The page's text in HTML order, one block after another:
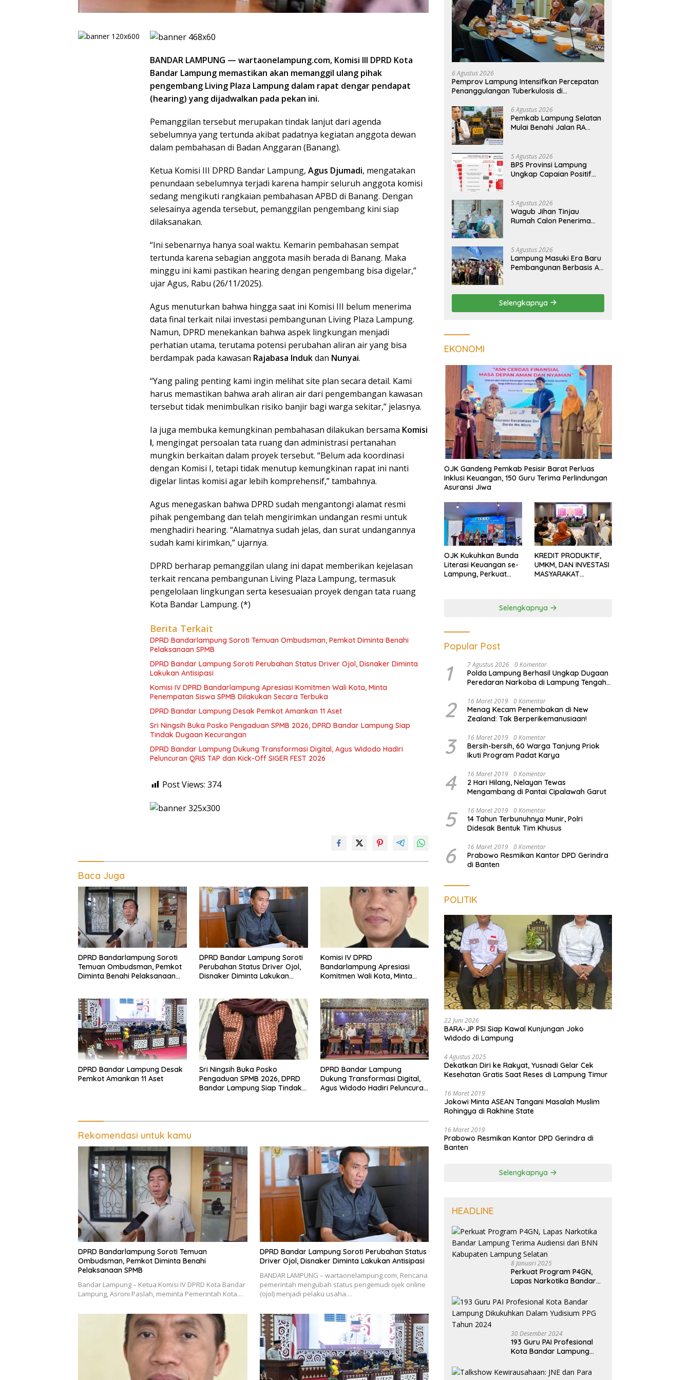
BANDAR LAMPUNG — wartaonelampung.com, Komisi III DPRD Kota
Bandar Lampung memastikan akan memanggil ulang pihak
pengembang Living Plaza Lampung dalam rapat dengar pendapat
(hearing) yang dijadwalkan pada pekan ini.
Pemanggilan tersebut merupakan tindak lanjut dari agenda
sebelumnya yang tertunda akibat padatnya kegiatan anggota dewan
dalam pembahasan di Badan Anggaran (Banang).
Ketua Komisi III DPRD Bandar Lampung, Agus Djumadi, mengatakan
penundaan sebelumnya terjadi karena hampir seluruh anggota komisi
sedang mengikuti rangkaian pembahasan APBD di Banang. Dengan
selesainya agenda tersebut, pemanggilan pengembang kini siap
dilaksanakan.
“Ini sebenarnya hanya soal waktu. Kemarin pembahasan sempat
tertunda karena sebagian anggota masih berada di Banang. Maka
minggu ini kami pastikan hearing dengan pengembang bisa digelar,”
ujar Agus, Rabu (26/11/2025).
Agus menuturkan bahwa hingga saat ini Komisi III belum menerima
data final terkait nilai investasi pembangunan Living Plaza Lampung.
Namun, DPRD menekankan bahwa aspek lingkungan menjadi
perhatian utama, terutama potensi perubahan aliran air yang bisa
berdampak pada kawasan Rajabasa Indukdan Nunyai.
“Yang paling penting kami ingin melihat site plan secara detail. Kami
harus memastikan bahwa arah aliran air dari pengembangan kawasan
tersebut tidak menimbulkan risiko banjir bagi warga sekitar,” jelasnya.
Ia juga membuka kemungkinan pembahasan dilakukan bersama Komisi
I, mengingat persoalan tata ruang dan administrasi pertanahan
mungkin berkaitan dalam proyek tersebut. “Belum ada koordinasi
dengan Komisi I, tetapi tidak menutup kemungkinan rapat ini nanti
digelar lintas komisi agar lebih komprehensif,” tambahnya.
Agus menegaskan bahwa DPRD sudah mengantongi alamat resmi
pihak pengembang dan telah mengirimkan undangan resmi untuk
menghadiri hearing. “Alamatnya sudah jelas, dan surat undangannya
sudah kami kirimkan,” ujarnya.
DPRD berharap pemanggilan ulang ini dapat memberikan kejelasan
terkait rencana pembangunan Living Plaza Lampung, termasuk
pengelolaan lingkungan serta kesesuaian proyek dengan tata ruang
Kota Bandar Lampung. (*)
Berita Terkait
DPRD Bandarlampung Soroti Temuan Ombudsman, Pemkot Diminta Benahi
Pelaksanaan SPMB
DPRD Bandar Lampung Soroti Perubahan Status Driver Ojol, Disnaker Diminta
Lakukan Antisipasi
Komisi IV DPRD Bandarlampung Apresiasi Komitmen Wali Kota, Minta
Penempatan Siswa SPMB Dilakukan Secara Terbuka
DPRD Bandar Lampung Desak Pemkot Amankan 11 Aset
Sri Ningsih Buka Posko Pengaduan SPMB 2026, DPRD Bandar Lampung Siap
Tindak Dugaan Kecurangan
DPRD Bandar Lampung Dukung Transformasi Digital, Agus Widodo Hadiri
Peluncuran QRIS TAP dan Kick-Off SIGER FEST 2026
Post Views: 374
Baca Juga
DPRD Bandarlampung Soroti
Temuan Ombudsman, Pemkot
Diminta Benahi Pelaksanaan
DPRD Bandar Lampung Soroti
Perubahan Status Driver Ojol,
Disnaker Diminta Lakukan
Komisi IV DPRD
Bandarlampung Apresiasi
Komitmen Wali Kota, Minta
DPRD Bandar Lampung Desak
Pemkot Amankan 11 Aset
Sri Ningsih Buka Posko
Pengaduan SPMB 2026, DPRD
Bandar Lampung Siap Tindak
DPRD Bandar Lampung
Dukung Transformasi Digital,
Agus Widodo Hadiri Peluncuran
Rekomendasi untuk kamu
DPRD Bandarlampung Soroti Temuan
Ombudsman, Pemkot Diminta Benahi
Pelaksanaan SPMB
Bandar Lampung – Ketua Komisi IV DPRD Kota Bandar
Lampung, Asroni Paslah, meminta Pemerintah Kota…
DPRD Bandar Lampung Soroti Perubahan Status
Driver Ojol, Disnaker Diminta Lakukan Antisipasi
BANDAR LAMPUNG – wartaonelampung.com, Rencana
pemerintah mengubah status pengemudi ojek online
(ojol) menjadi pelaku usaha…
6 Agustus 2026
Pemprov Lampung Intensifkan Percepatan
Penanggulangan Tuberkulosis di
6 Agustus 2026
Pemkab Lampung Selatan
Mulai Benahi Jalan RA
Demi Keselamatan
Pengguna Jalan
5 Agustus 2026
BPS Provinsi Lampung
Ungkap Capaian Positif
Ekonomi Terus Tumbuh
5 Agustus 2026
Wagub Jihan Tinjau
Rumah Calon Penerima
dan Serap Aspirasi
Masyarakat
5 Agustus 2026
Lampung Masuki Era Baru
Pembangunan Berbasis AI,
Mengorbit
Selengkapnya
EKONOMI
OJK Gandeng Pemkab Pesisir Barat Perluas
Inklusi Keuangan, 150 Guru Terima Perlindungan
Asuransi Jiwa
OJK Kukuhkan Bunda
Literasi Keuangan se-
Lampung, Perkuat
KREDIT PRODUKTIF,
UMKM, DAN INVESTASI
MASYARAKAT
Selengkapnya
Popular Post
1 7 Agustus 2026 0 Komentar
Polda Lampung Berhasil Ungkap Dugaan
Peredaran Narkoba di Lampung Tengah,
2 16 Maret 2019 0 Komentar
Menag Kecam Penembakan di New
Zealand: Tak Berperikemanusiaan!
3 16 Maret 2019 0 Komentar
Bersih-bersih, 60 Warga Tanjung Priok
Ikuti Program Padat Karya
4 16 Maret 2019 0 Komentar
2 Hari Hilang, Nelayan Tewas
Mengambang di Pantai Cipalawah Garut
5 16 Maret 2019 0 Komentar
14 Tahun Terbunuhnya Munir, Polri
Didesak Bentuk Tim Khusus
6 16 Maret 2019 0 Komentar
Prabowo Resmikan Kantor DPD Gerindra
di Banten
POLITIK
22 Juni 2026
BARA-JP PSI Siap Kawal Kunjungan Joko
Widodo di Lampung
4 Agustus 2025
Dekatkan Diri ke Rakyat, Yusnadi Gelar Cek
Kesehatan Gratis Saat Reses di Lampung Timur
16 Maret 2019
Jokowi Minta ASEAN Tangani Masalah Muslim
Rohingya di Rakhine State
16 Maret 2019
Prabowo Resmikan Kantor DPD Gerindra di
Banten
Selengkapnya
HEADLINE
8 Januari 2025
Perkuat Program P4GN,
Lapas Narkotika Bandar
dari BNN Kabupaten
Lampung Selatan
30 Desember 2024
193 Guru PAI Profesional
Kota Bandar Lampung
Yudisium PPG Tahun 2024